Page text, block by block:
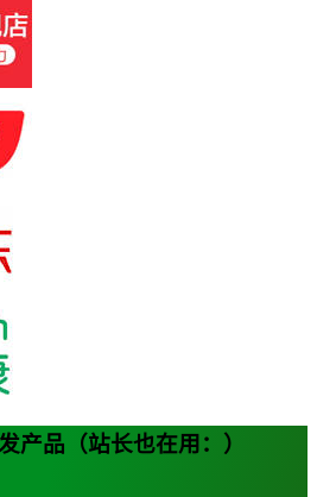
产品（站长也在用：）